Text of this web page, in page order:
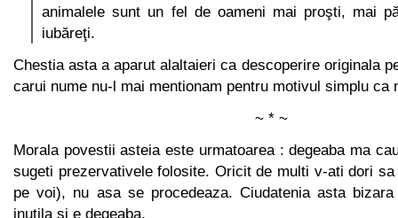
animalele sunt un fel de oameni mai proşti, mai
iubăreţi.
Chestia asta a aparut alaltaieri ca descoperire originala
carui nume nu-l mai mentionam pentru motivul simplu ca
~ * ~
Morala povestii asteia este urmatoarea : degeaba ma
sugeti prezervativele folosite. Oricit de multi v-ati dori
pe voi), nu asa se procedeaza. Ciudatenia asta
inutila si e degeaba.